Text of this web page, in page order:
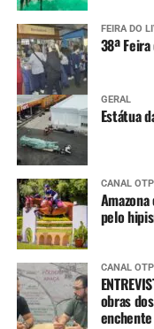
FEIRA DO
38ª
GERAL
Estátua
CANAL
pelo
CANAL
obras
enchente